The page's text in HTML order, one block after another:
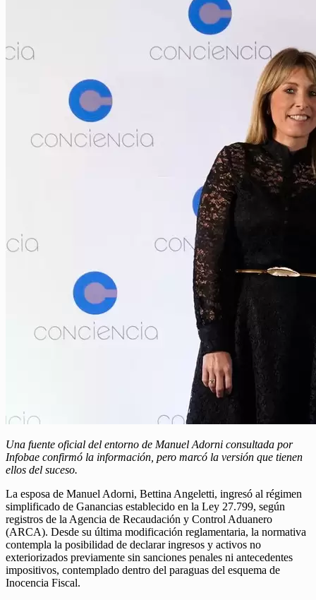
Una fuente oficial del entorno de Manuel Adorni consultada por
Infobae confirmó la información, pero marcó la versión que tienen
ellos del suceso.
La esposa de Manuel Adorni, Bettina Angeletti, ingresó al régimen
simplificado de Ganancias establecido en la Ley 27.799, según
registros de la Agencia de Recaudación y Control Aduanero
(ARCA). Desde su última modificación reglamentaria, la normativa
contempla la posibilidad de declarar ingresos y activos no
exteriorizados previamente sin sanciones penales ni antecedentes
impositivos, contemplado dentro del paraguas del esquema de
Inocencia Fiscal.